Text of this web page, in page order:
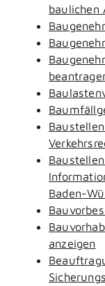
baulichen
Baden-
anzeigen